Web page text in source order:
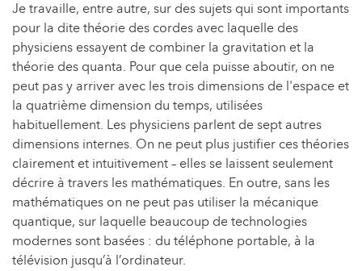
Je travaille, entre autre, sur des sujets qui sont importants
pour la dite théorie des cordes avec laquelle des
physiciens essayent de combiner la gravitation et la
théorie des quanta. Pour que cela puisse aboutir, on ne
peut pas y arriver avec les trois dimensions de l'espace et
la quatrième dimension du temps, utilisées
habituellement. Les physiciens parlent de sept autres
dimensions internes. On ne peut plus justifier ces théories
clairement et intuitivement – elles se laissent seulement
décrire à travers les mathématiques. En outre, sans les
mathématiques on ne peut pas utiliser la mécanique
quantique, sur laquelle beaucoup de technologies
modernes sont basées : du téléphone portable, à la
télévision jusqu’à l’ordinateur.